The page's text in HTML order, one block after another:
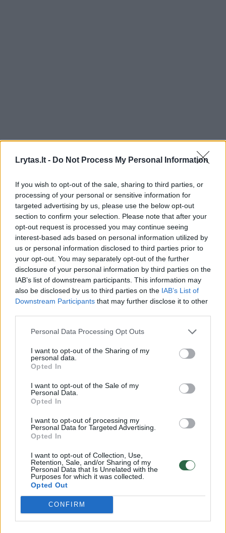
Lrytas.lt - Do Not Process My Personal Information
If you wish to opt-out of the sale, sharing to third parties, or
processing of your personal or sensitive information for
targeted advertising by us, please use the below opt-out
section to confirm your selection. Please note that after your
opt-out request is processed you may continue seeing
interest-based ads based on personal information utilized by
us or personal information disclosed to third parties prior to
your opt-out. You may separately opt-out of the further
disclosure of your personal information by third parties on the
IAB’s list of downstream participants. This information may
also be disclosed by us to third parties on the IAB’s List of
Downstream Participants that may further disclose it to other
Personal Data Processing Opt Outs
I want to opt-out of the Sharing of my
personal data.
Opted In
I want to opt-out of the Sale of my
Personal Data.
Opted In
I want to opt-out of processing my
Personal Data for Targeted Advertising.
Opted In
I want to opt-out of Collection, Use,
Retention, Sale, and/or Sharing of my
Personal Data that Is Unrelated with the
Purposes for which it was collected.
Opted Out
CONFIRM
uostų laukia įspūdingi pokyčiai
2026 m. rugpjūčio 6 d. 15:57
Lrytas.lt
Vieno svarbiausių JAV oro uostų laukia
milžiniškos permainos – Vašingtono
Daleso tarptautinio oro uosto
mlrd. JAV dolerių (apie 19 mlrd. eurų).
Daugiau nuotraukų (7)
Apie ambicingą projektą rašo portalas „New